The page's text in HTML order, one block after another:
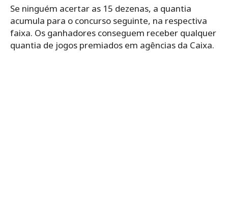
Se ninguém acertar as 15 dezenas, a quantia
acumula para o concurso seguinte, na respectiva
faixa. Os ganhadores conseguem receber qualquer
quantia de jogos premiados em agências da Caixa.